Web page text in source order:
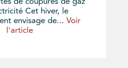
de coupures de gaz
Cet hiver, le
envisage de... Voir
l'article